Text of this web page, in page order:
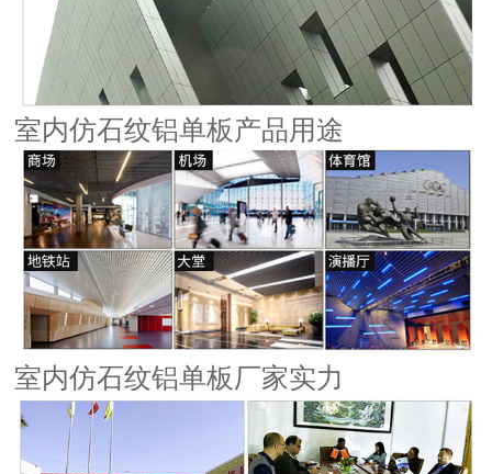
室内仿石纹铝单板产品用途
室内仿石纹铝单板厂家实力